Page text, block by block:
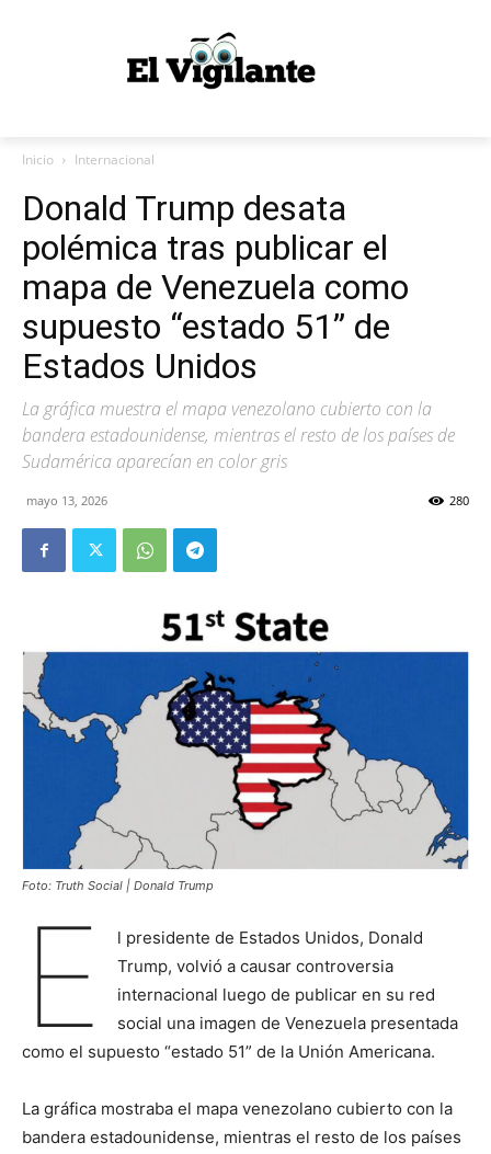
Inicio Internacional
Donald Trump desata
polémica tras publicar el
mapa de Venezuela como
supuesto “estado 51” de
Estados Unidos
La gráfica muestra el mapa venezolano cubierto con la
bandera estadounidense, mientras el resto de los países de
Sudamérica aparecían en color gris
mayo 13, 2026 280
Foto: Truth Social | Donald Trump
E
l presidente de Estados Unidos, Donald
Trump, volvió a causar controversia
internacional luego de publicar en su red
social una imagen de Venezuela presentada
como el supuesto “estado 51” de la Unión Americana.
La gráfica mostraba el mapa venezolano cubierto con la
bandera estadounidense, mientras el resto de los países